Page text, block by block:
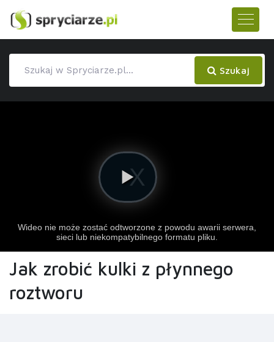
Szukaj
Jak zrobić kulki z płynnego
roztworu